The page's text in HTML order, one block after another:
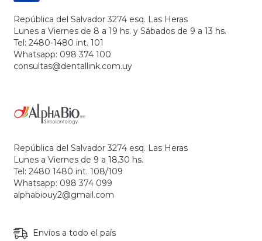
República del Salvador 3274 esq. Las Heras
Lunes a Viernes de 8 a 19 hs. y Sábados de 9 a 13 hs.
Tel: 2480-1480 int. 101
Whatsapp: 098 374 100
consultas@dentallink.com.uy
República del Salvador 3274 esq. Las Heras
Lunes a Viernes de 9 a 18.30 hs.
Tel: 2480 1480 int. 108/109
Whatsapp: 098 374 099
alphabiouy2@gmail.com
Envíos a todo el país